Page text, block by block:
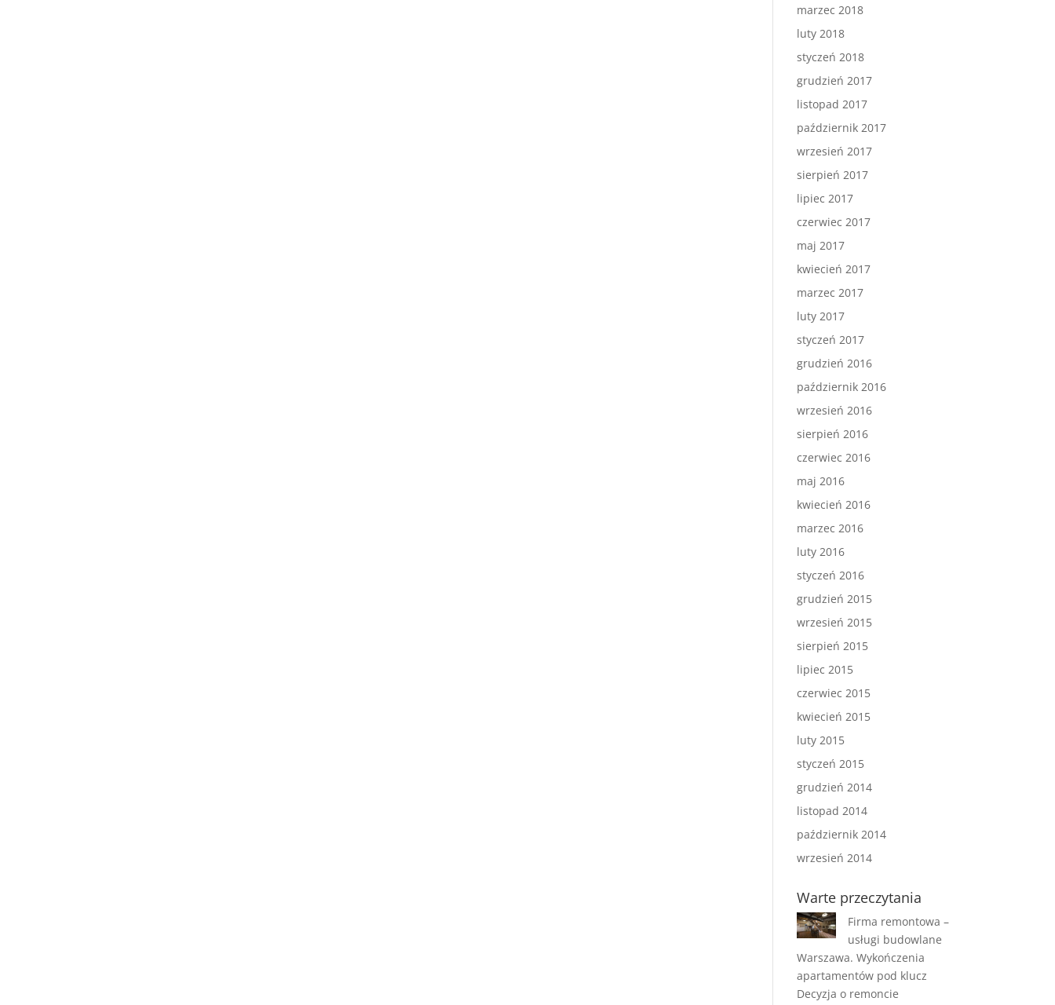
marzec 2018
luty 2018
styczeń 2018
grudzień 2017
listopad 2017
październik 2017
wrzesień 2017
sierpień 2017
lipiec 2017
czerwiec 2017
maj 2017
kwiecień 2017
marzec 2017
luty 2017
styczeń 2017
grudzień 2016
październik 2016
wrzesień 2016
sierpień 2016
czerwiec 2016
maj 2016
kwiecień 2016
marzec 2016
luty 2016
styczeń 2016
grudzień 2015
wrzesień 2015
sierpień 2015
lipiec 2015
czerwiec 2015
kwiecień 2015
luty 2015
styczeń 2015
grudzień 2014
listopad 2014
październik 2014
wrzesień 2014
Warte przeczytania
Firma remontowa –
usługi budowlane
Warszawa. Wykończenia
apartamentów pod klucz
Decyzja o remoncie